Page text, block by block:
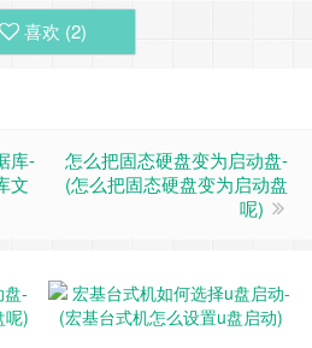
、USB HDD的选项，按Enter键
喜欢 (2)
库-
文
怎么把固态硬盘变为启动盘-
(怎么把固态硬盘变为启动盘
呢)